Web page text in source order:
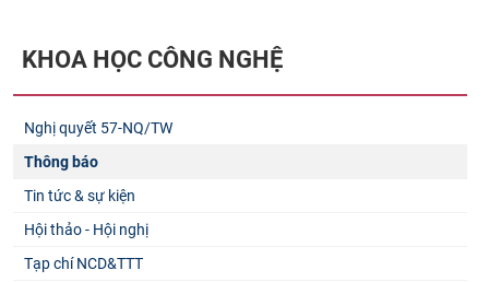
KHOA HỌC CÔNG NGHỆ
Nghị quyết 57-NQ/TW
Thông báo
Tin tức & sự kiện
Hội thảo - Hội nghị
Tạp chí NCD&TTT